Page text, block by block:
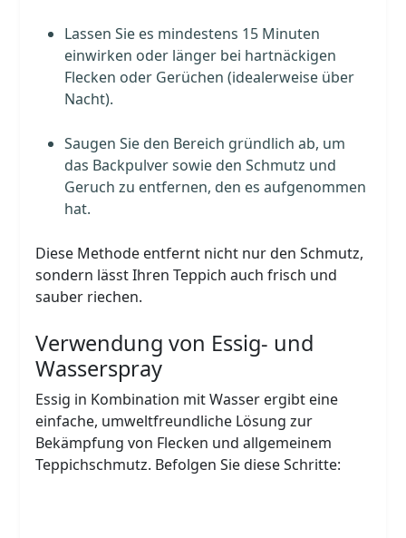
Lassen Sie es mindestens 15 Minuten
einwirken oder länger bei hartnäckigen
Flecken oder Gerüchen (idealerweise über
Nacht).
Saugen Sie den Bereich gründlich ab, um
das Backpulver sowie den Schmutz und
Geruch zu entfernen, den es aufgenommen
hat.
Diese Methode entfernt nicht nur den Schmutz,
sondern lässt Ihren Teppich auch frisch und
sauber riechen.
Verwendung von Essig- und
Wasserspray
Essig in Kombination mit Wasser ergibt eine
einfache, umweltfreundliche Lösung zur
Bekämpfung von Flecken und allgemeinem
Teppichschmutz. Befolgen Sie diese Schritte: